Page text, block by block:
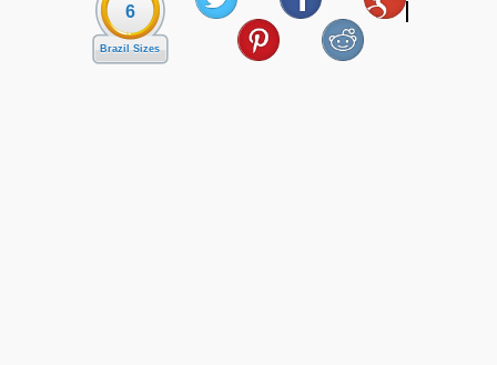
6
Brazil Sizes